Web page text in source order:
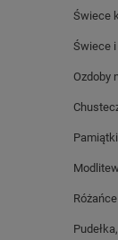
Świece
Świece
Ozdoby